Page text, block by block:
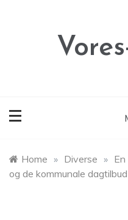
Home » Diverse »
og de kommunale dagtilbud